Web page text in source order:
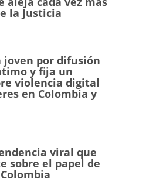
la Justicia
joven por difusión
y fija un
violencia digital
en Colombia y
viral que
sobre el papel de